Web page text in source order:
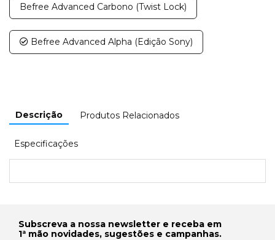
Befree Advanced Carbono (Twist Lock)
Befree Advanced Alpha (Edição Sony)
Descrição Produtos Relacionados
Especificações
Subscreva a nossa newsletter e receba em
1ª mão novidades, sugestões e campanhas.